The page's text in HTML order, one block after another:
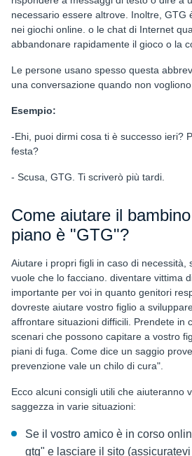
necessario essere altrove. Inoltre, GTG
nei giochi online. o le chat di Internet
abbandonare rapidamente il gioco o la
Le persone usano spesso questa
una conversazione quando non
Esempio:
-Ehi, puoi dirmi cosa ti è successo ieri?
festa?
- Scusa, GTG. Ti scriverò più tardi.
Come aiutare il
piano è "GTG"?
Aiutare i propri figli in caso di necessità,
vuole che lo facciano. diventare vittima
importante per voi in quanto genitori
dovreste aiutare vostro figlio a
affrontare situazioni difficili. Prendete in
scenari che possono capitare a vostro
piani di fuga. Come dice un saggio
prevenzione vale un chilo di cura".
Ecco alcuni consigli utili che aiuteranno
saggezza in varie situazioni:
Se il vostro amico è in corso
gtg" e lasciare il sito